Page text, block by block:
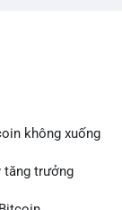
không xuống
tăng trưởng